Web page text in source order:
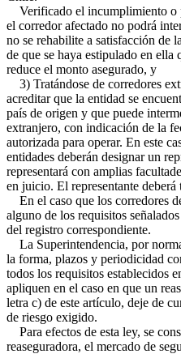
Verificado el incumplimiento o
el corredor afectado no podrá
no se rehabilite a satisfacción de
de que se haya estipulado en ella
reduce el monto asegurado, y
3) Tratándose de corredores
acreditar que la entidad se
país de origen y que puede
extranjero, con indicación de la
autorizada para operar. En este
entidades deberán designar un
representará con amplias
en juicio. El representante
En el caso que los corredores
alguno de los requisitos
del registro correspondiente.
La Superintendencia, por
la forma, plazos y periodicidad
todos los requisitos establecidos
apliquen en el caso en que un
letra c) de este artículo, deje de
de riesgo exigido.
Para efectos de esta ley, se
reaseguradora, el mercado de